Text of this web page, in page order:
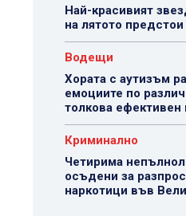
Най-красивият
на лятото предстои
Водещи
Хората с аутизъм
емоциите по
толкова ефективен
Криминално
Четирима
осъдени за
наркотици във